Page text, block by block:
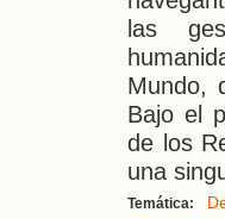
las
Mundo,
Bajo el
de los
una
Temática: